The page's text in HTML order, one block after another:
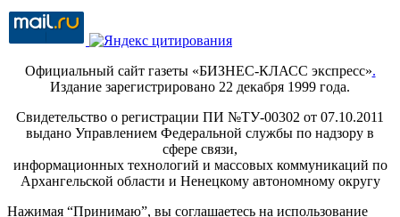
Официальный сайт газеты «БИЗНЕС-КЛАСС экспресс».
Издание зарегистрировано 22 декабря 1999 года.
Свидетельство о регистрации ПИ №ТУ-00302 от 07.10.2011
выдано Управлением Федеральной службы по надзору в
сфере связи,
информационных технологий и массовых коммуникаций по
Архангельской области и Ненецкому автономному округу
Нажимая “Принимаю”, вы соглашаетесь на использование